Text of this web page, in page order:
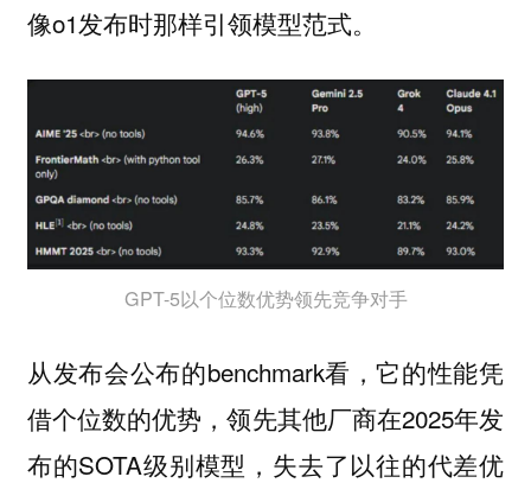
像o1发布时那样引领模型范式。
GPT-5以个位数优势领先竞争对手
从发布会公布的benchmark看，它的性能凭
借个位数的优势，领先其他厂商在2025年发
布的SOTA级别模型，失去了以往的代差优